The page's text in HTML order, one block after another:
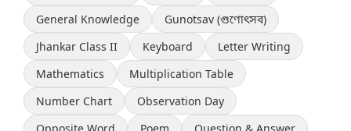
General Knowledge
Gunotsav (গুণোৎসব)
Jhankar Class II
Keyboard
Letter Writing
Mathematics
Multiplication Table
Number Chart
Observation Day